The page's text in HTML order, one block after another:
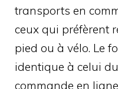
transports en
ceux qui préfèrent
pied ou à vélo. Le
identique à celui
commande en